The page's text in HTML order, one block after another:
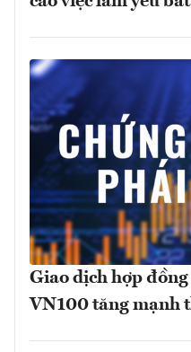
Giao dịch hợp
VN100 tăng mạnh